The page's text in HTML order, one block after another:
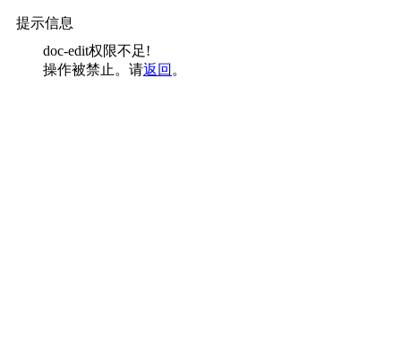
提示信息
doc-edit权限不足!
操作被禁止。请返回 。